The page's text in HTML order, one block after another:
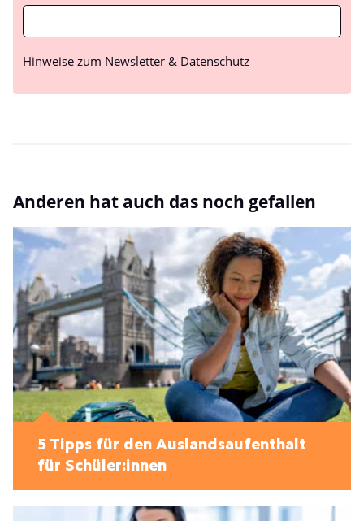
Hinweise zum Newsletter & Datenschutz
Anderen hat auch das noch gefallen
5 Tipps für den Auslandsaufenthalt
für Schüler:innen